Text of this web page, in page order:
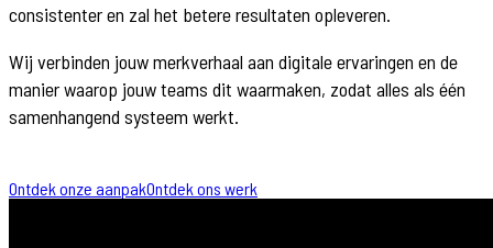
consistenter en zal het betere resultaten opleveren.
Wij verbinden jouw merkverhaal aan digitale ervaringen en de
manier waarop jouw teams dit waarmaken, zodat alles als één
samenhangend systeem werkt.
Ontdek onze aanpakOntdek ons werk